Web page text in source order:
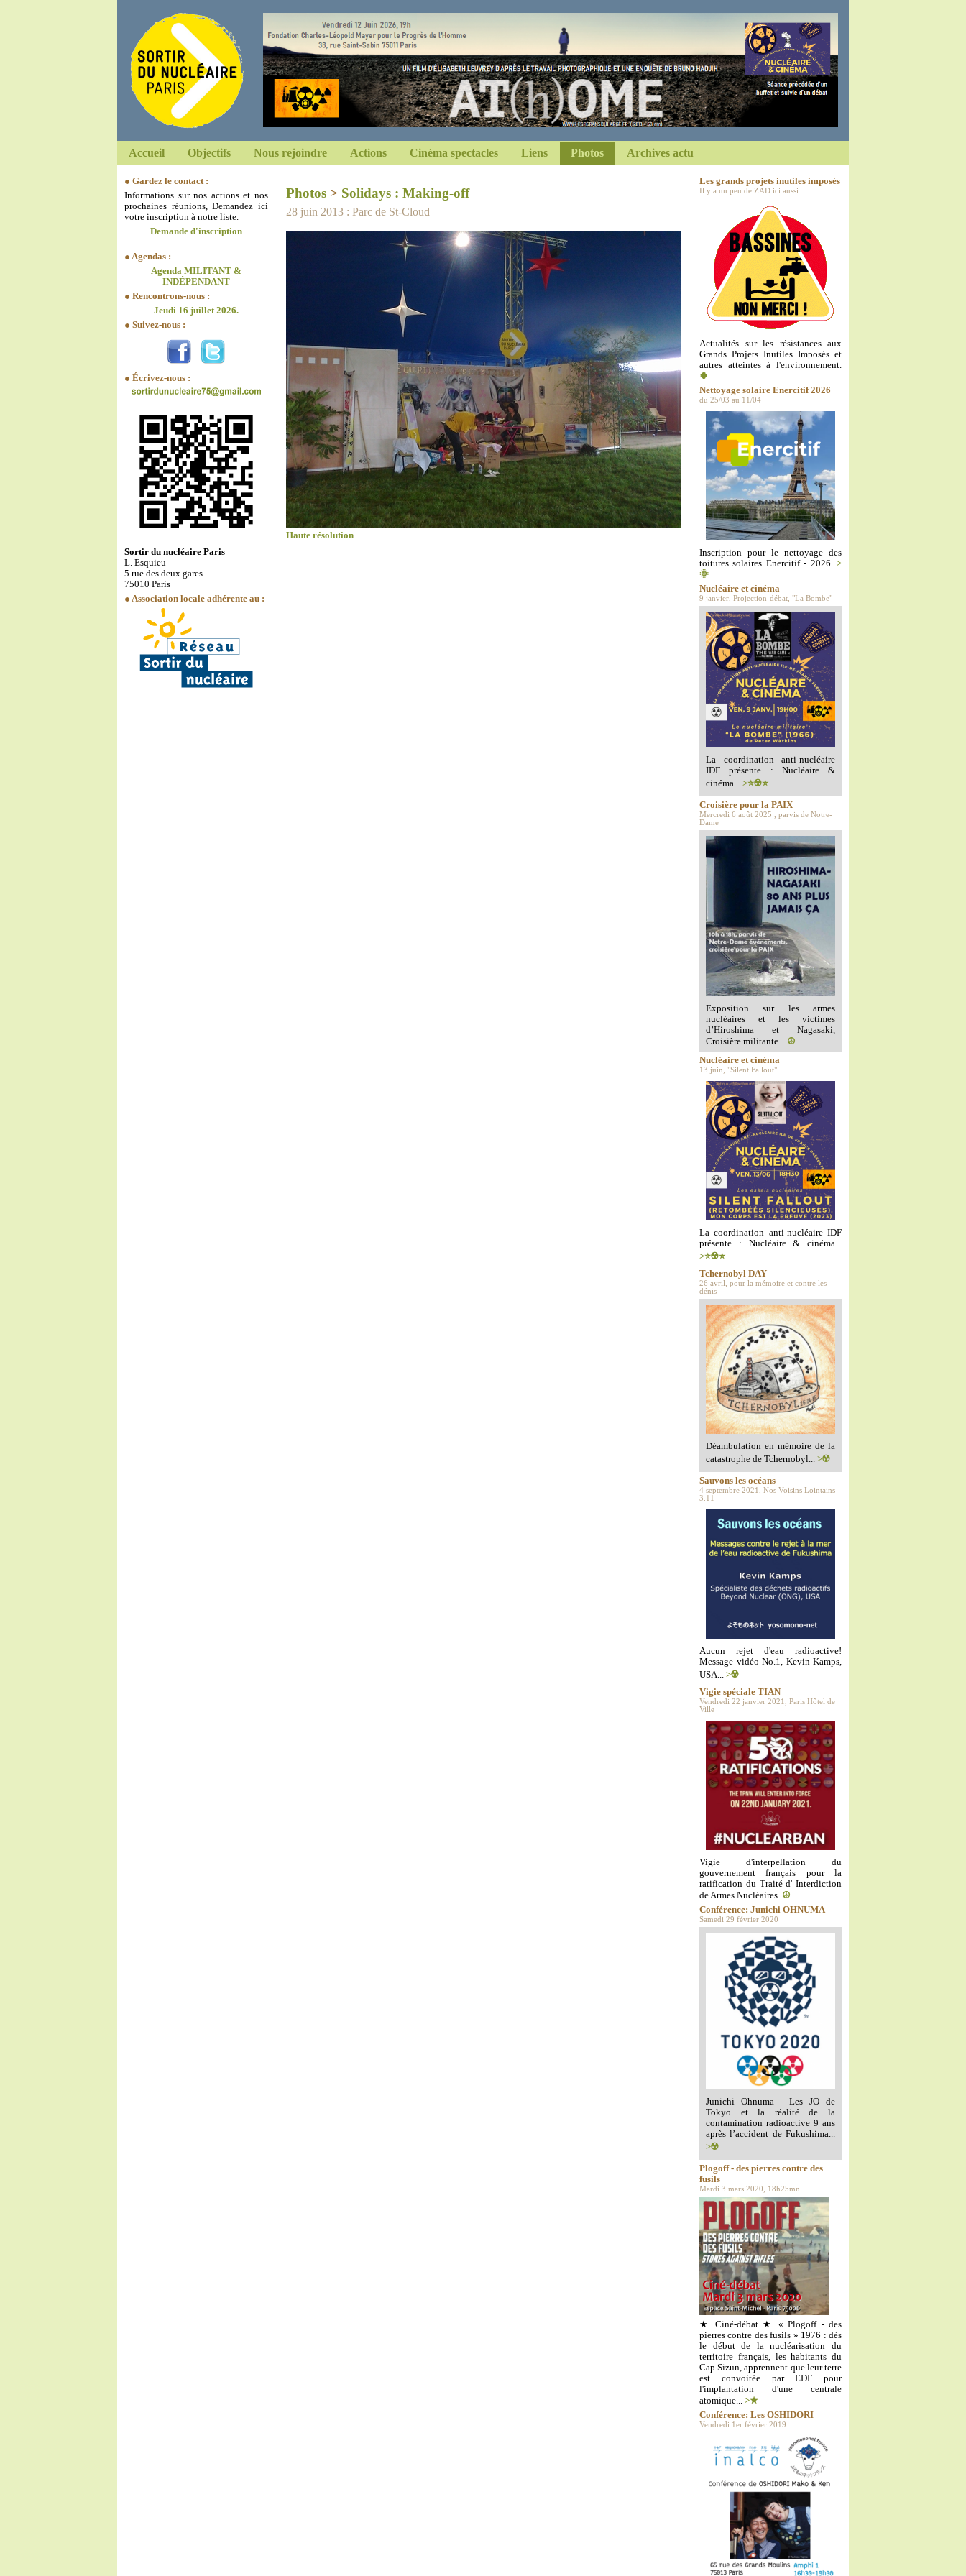
Accueil Objectifs Nous rejoindre Actions Cinéma spectacles Liens Photos Archives actu
● Gardez le contact :
Informations sur nos actions et nos
prochaines réunions, Demandez ici
votre inscription à notre liste.
Demande d'inscription
● Agendas :
Agenda MILITANT &
INDÉPENDANT
● Rencontrons-nous :
Jeudi 16 juillet 2026.
● Suivez-nous :
● Écrivez-nous :
Sortir du nucléaire Paris
L. Esquieu
5 rue des deux gares
75010 Paris
● Association locale adhérente au :
Photos > Solidays : Making-off
28 juin 2013 : Parc de St-Cloud
Haute résolution
Les grands projets inutiles imposés
Il y a un peu de ZAD ici aussi
Actualités sur les résistances aux
Grands Projets Inutiles Imposés et
autres atteintes à l'environnement.
🍀
Nettoyage solaire Enercitif 2026
du 25/03 au 11/04
Inscription pour le nettoyage des
toitures solaires Enercitif - 2026.>
🌞
Nucléaire et cinéma
9 janvier, Projection-débat, "La Bombe"
La coordination anti-nucléaire
IDF présente : Nucléaire &
cinéma... >⭐️☢️⭐️
Croisière pour la PAIX
Mercredi 6 août 2025 , parvis de Notre-
Dame
Exposition sur les armes
nucléaires et les victimes
d’Hiroshima et Nagasaki,
Croisière militante... ☮️
Nucléaire et cinéma
13 juin, "Silent Fallout"
La coordination anti-nucléaire IDF
présente : Nucléaire & cinéma...
>⭐️☢️⭐️
Tchernobyl DAY
26 avril, pour la mémoire et contre les
dénis
Déambulation en mémoire de la
catastrophe de Tchernobyl... >☢️
Sauvons les océans
4 septembre 2021, Nos Voisins Lointains
3.11
Aucun rejet d'eau radioactive!
Message vidéo No.1, Kevin Kamps,
USA... >☢️
Vigie spéciale TIAN
Vendredi 22 janvier 2021, Paris Hôtel de
Ville
Vigie d'interpellation du
gouvernement français pour la
ratification du Traité d' Interdiction
de Armes Nucléaires. ☮️
Conférence: Junichi OHNUMA
Samedi 29 février 2020
Junichi Ohnuma - Les JO de
Tokyo et la réalité de la
contamination radioactive 9 ans
après l’accident de Fukushima...
>☢️
Plogoff - des pierres contre des
fusils
Mardi 3 mars 2020, 18h25mn
★ Ciné-débat ★ « Plogoff - des
pierres contre des fusils » 1976 : dès
le début de la nucléarisation du
territoire français, les habitants du
Cap Sizun, apprennent que leur terre
est convoitée par EDF pour
l'implantation d'une centrale
atomique... >★
Conférence: Les OSHIDORI
Vendredi 1er février 2019